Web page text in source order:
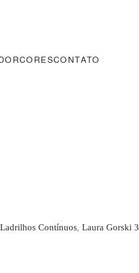
CORESCONTATO
Ladrilhos Contínuos,Laura Gorski 3